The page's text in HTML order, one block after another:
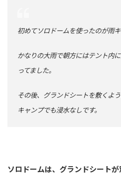
初めてソロドームを使ったのが雨キ
かなりの大雨で朝方にはテント内
ってました。
その後、グランドシートを敷くよ
キャンプでも浸水なしです。
ソロドームは、グランドシートが